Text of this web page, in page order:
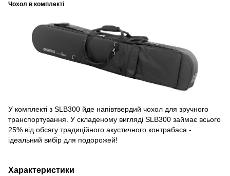
Чохол в комплекті
У комплекті з SLB300 йде напівтвердий чохол для зручного
транспортування. У складеному вигляді SLB300 займає всього
25% від обсягу традиційного акустичного контрабаса -
ідеальний вибір для подорожей!
Характеристики